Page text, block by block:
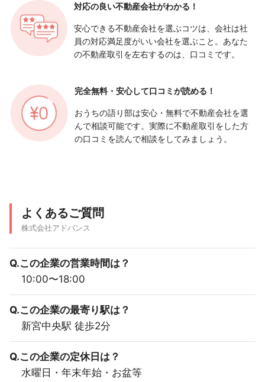
対応の良い不動産会社がわかる！
安心できる不動産会社を選ぶコツは、会社は社
員の対応満足度がいい会社を選ぶこと。あなた
の不動産取引を左右するのは、口コミです。
完全無料・安心して口コミが読める！
おうちの語り部は安心・無料で不動産会社を選
んで相談可能です。実際に不動産取引をした方
の口コミを読んで相談をしてみましょう。
よくあるご質問
株式会社アドバンス
Q.この企業の営業時間は？
10:00〜18:00
Q.この企業の最寄り駅は？
新宮中央駅 徒歩2分
Q.この企業の定休日は？
水曜日・年末年始・お盆等